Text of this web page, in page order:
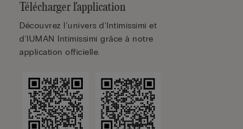
Télécharger l'application
Découvrez l'univers d'Intimissimi et
d'IUMAN Intimissimi grâce à notre
application officielle.